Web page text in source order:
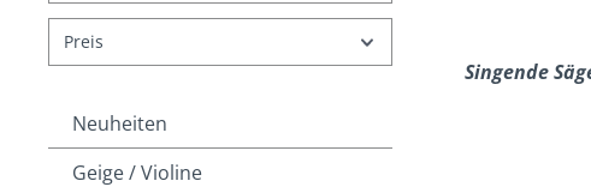
Preis
Neuheiten
Geige / Violine
Singende